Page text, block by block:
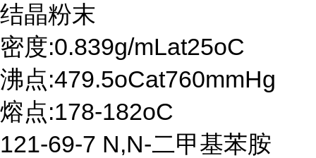
结晶粉末
密度:0.839g/mLat25oC
沸点:479.5oCat760mmHg
熔点:178-182oC
121-69-7 N,N-二甲基苯胺